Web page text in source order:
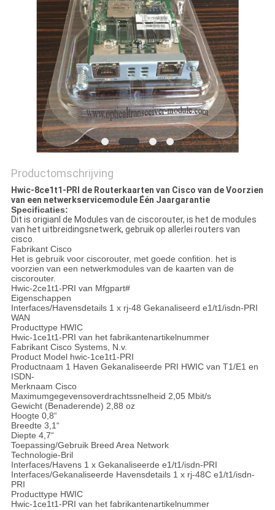
Productomschrijving
Hwic-8ce1t1-PRI de Routerkaarten van Cisco van de Voorzien
van een netwerkservicemodule Één Jaargarantie
Specificaties:
Dit is origianl de Modules van de ciscorouter, is het de modules
van het uitbreidingsnetwerk, gebruik op allerlei routers van
cisco.
Fabrikant Cisco
Het is gebruik voor ciscorouter, met goede confition. het is
voorzien van een netwerkmodules van de kaarten van de
ciscorouter.
Hwic-2ce1t1-PRI van Mfgpart#
Eigenschappen
Interfaces/Havensdetails 1 x rj-48 Gekanaliseerd e1/t1/isdn-PRI
WAN
Producttype HWIC
Hwic-1ce1t1-PRI van het fabrikantenartikelnummer
Fabrikant Cisco Systems, N.v.
Product Model hwic-1ce1t1-PRI
Productnaam 1 Haven Gekanaliseerde PRI HWIC van T1/E1 en
ISDN-
Merknaam Cisco
Maximumgegevensoverdrachtssnelheid 2,05 Mbit/s
Gewicht (Benaderende) 2,88 oz
Hoogte 0,8“
Breedte 3,1“
Diepte 4,7“
Toepassing/Gebruik Breed Area Network
Technologie-Bril
Interfaces/Havens 1 x Gekanaliseerde e1/t1/isdn-PRI
Interfaces/Gekanaliseerde Havensdetails 1 x rj-48C e1/t1/isdn-
PRI
Producttype HWIC
Hwic-1ce1t1-PRI van het fabrikantenartikelnummer